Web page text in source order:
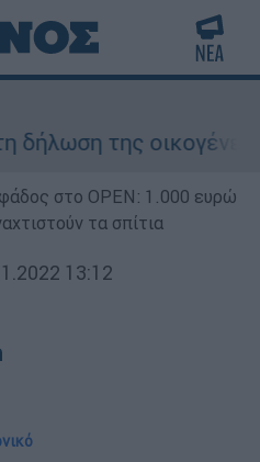
της οικογένειας
στο OPEN: 1.000 ευρώ
τα σπίτια
13:12